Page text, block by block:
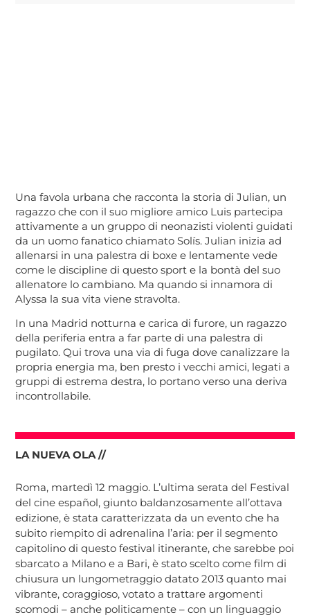
Una favola urbana che racconta la storia di Julian, un
ragazzo che con il suo migliore amico Luis partecipa
attivamente a un gruppo di neonazisti violenti guidati
da un uomo fanatico chiamato Solís. Julian inizia ad
allenarsi in una palestra di boxe e lentamente vede
come le discipline di questo sport e la bontà del suo
allenatore lo cambiano. Ma quando si innamora di
Alyssa la sua vita viene stravolta.
In una Madrid notturna e carica di furore, un ragazzo
della periferia entra a far parte di una palestra di
pugilato. Qui trova una via di fuga dove canalizzare la
propria energia ma, ben presto i vecchi amici, legati a
gruppi di estrema destra, lo portano verso una deriva
incontrollabile.
LA NUEVA OLA //
Roma, martedì 12 maggio. L’ultima serata del Festival
del cine español, giunto baldanzosamente all’ottava
edizione, è stata caratterizzata da un evento che ha
subito riempito di adrenalina l’aria: per il segmento
capitolino di questo festival itinerante, che sarebbe poi
sbarcato a Milano e a Bari, è stato scelto come film di
chiusura un lungometraggio datato 2013 quanto mai
vibrante, coraggioso, votato a trattare argomenti
scomodi – anche politicamente – con un linguaggio